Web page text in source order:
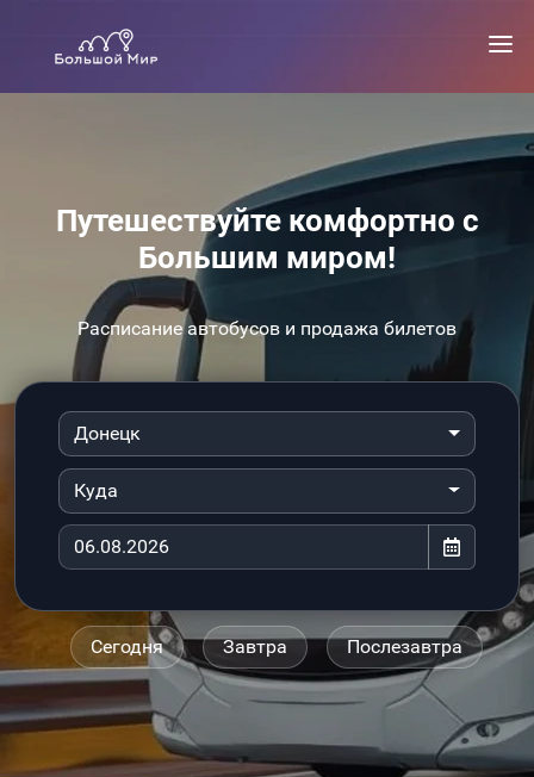
Путешествуйте комфортно с
Большим миром!
Расписание автобусов и продажа билетов
Донецк
Куда
Сегодня Завтра Послезавтра